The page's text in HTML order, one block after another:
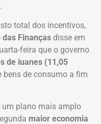
total dos incentivos,
Finanças disse em
feira que o governo
de iuanes (11,05
bens de consumo a fim
um plano mais amplo
maior economia